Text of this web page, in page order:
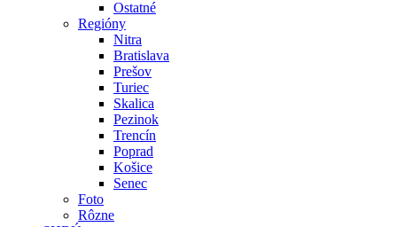
Ostatné
Regióny
Nitra
Bratislava
Prešov
Turiec
Skalica
Pezinok
Trencín
Poprad
Košice
Senec
Foto
Rôzne